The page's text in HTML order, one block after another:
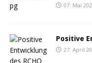
07. Mai
Positive
27. April